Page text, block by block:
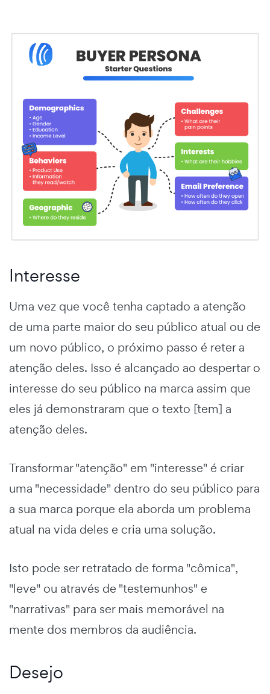
Interesse
Uma vez que você tenha captado a atenção
de uma parte maior do seu público atual ou de
um novo público, o próximo passo é reter a
atenção deles. Isso é alcançado ao despertar o
interesse do seu público na marca assim que
eles já demonstraram que o texto [tem] a
atenção deles.
Transformar "atenção" em "interesse" é criar
uma "necessidade" dentro do seu público para
a sua marca porque ela aborda um problema
atual na vida deles e cria uma solução.
Isto pode ser retratado de forma "cômica",
"leve" ou através de "testemunhos" e
"narrativas" para ser mais memorável na
mente dos membros da audiência.
Desejo